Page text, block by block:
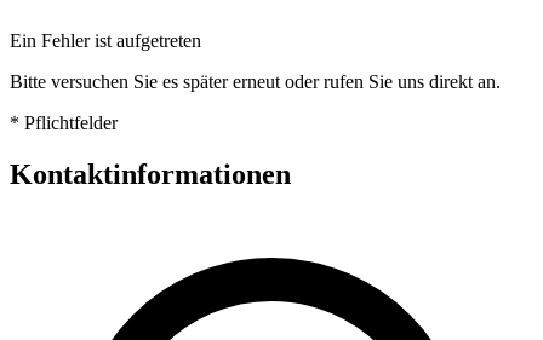
Ein Fehler ist aufgetreten
Bitte versuchen Sie es später erneut oder rufen Sie uns direkt an.
* Pflichtfelder
Kontaktinformationen